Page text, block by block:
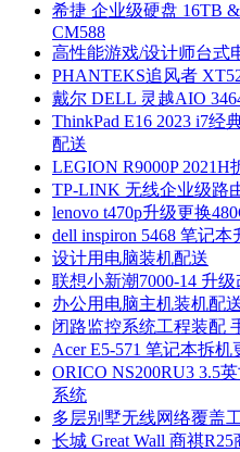
希捷 企业级硬盘 16TB
CM588
高性能游戏/设计师台式
PHANTEKS追风者
戴尔 DELL 灵越AIO
ThinkPad E16 2023 i7经
配送
LEGION R9000P
TP-LINK 无线企业级路
lenovo t470p升级更换
dell inspiron 5468 笔记
设计用电脑装机配送
联想小新潮7000-14 升
办公用电脑主机装机配
闭路监控系统工程装配
Acer E5-571 笔记本拆机
ORICO NS200RU3 3.5
系统
多层别墅无线网络覆盖
长城 Great Wall 商祺